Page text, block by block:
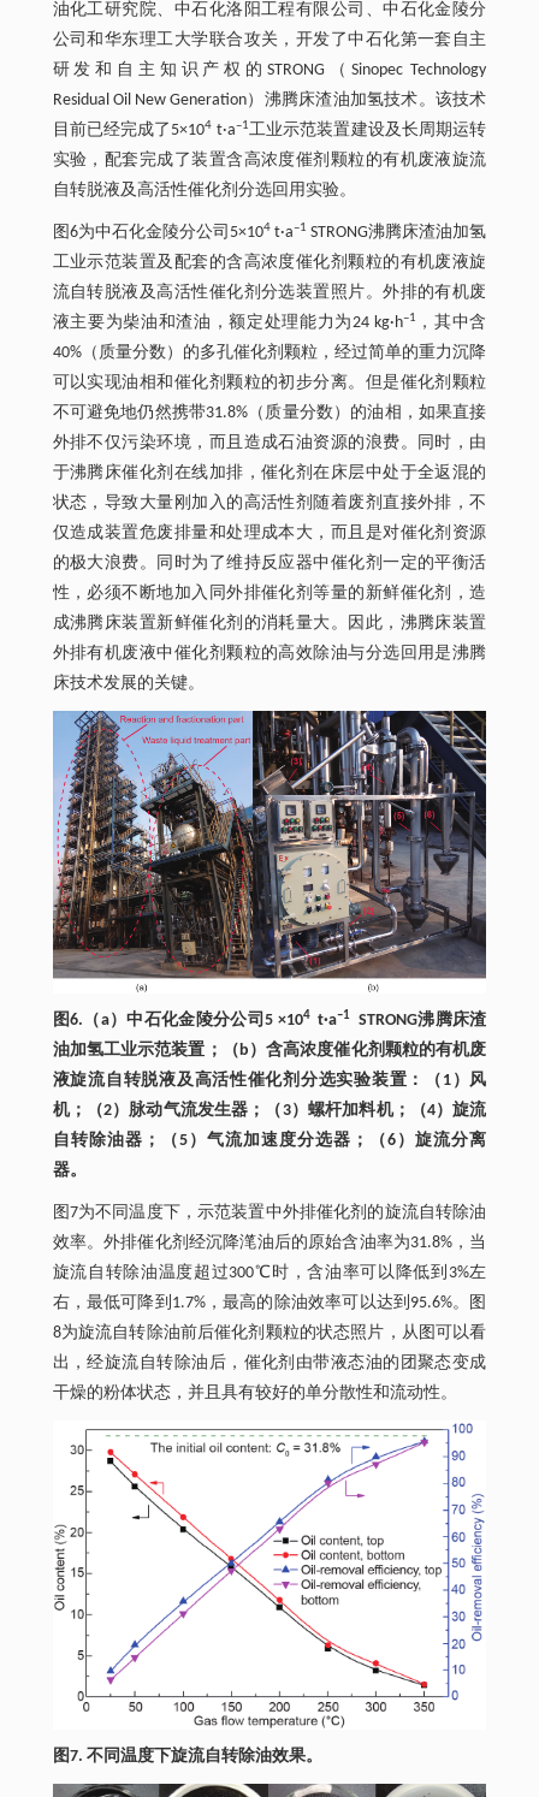
油化工研究院、中石化洛阳工程有限公司、中石化金陵分
公司和华东理工大学联合攻关，开发了中石化第一套自主
研发和自主知识产权的STRONG（Sinopec Technology
Residual Oil New Generation）沸腾床渣油加氢技术。该技术
目前已经完成了5×104 t·a–1工业示范装置建设及长周期运转
实验，配套完成了装置含高浓度催剂颗粒的有机废液旋流
自转脱液及高活性催化剂分选回用实验。
图6为中石化金陵分公司5×104 t·a–1 STRONG沸腾床渣油加氢
工业示范装置及配套的含高浓度催化剂颗粒的有机废液旋
流自转脱液及高活性催化剂分选装置照片。外排的有机废
液主要为柴油和渣油，额定处理能力为24 kg·h–1
，其中含
40%（质量分数）的多孔催化剂颗粒，经过简单的重力沉降
可以实现油相和催化剂颗粒的初步分离。但是催化剂颗粒
不可避免地仍然携带31.8%（质量分数）的油相，如果直接
外排不仅污染环境，而且造成石油资源的浪费。同时，由
于沸腾床催化剂在线加排，催化剂在床层中处于全返混的
状态，导致大量刚加入的高活性剂随着废剂直接外排，不
仅造成装置危废排量和处理成本大，而且是对催化剂资源
的极大浪费。同时为了维持反应器中催化剂一定的平衡活
性，必须不断地加入同外排催化剂等量的新鲜催化剂，造
成沸腾床装置新鲜催化剂的消耗量大。因此，沸腾床装置
外排有机废液中催化剂颗粒的高效除油与分选回用是沸腾
床技术发展的关键。
图6.（a）中石化金陵分公司5 ×104t·a–1
STRONG沸腾床渣
油加氢工业示范装置；（b）含高浓度催化剂颗粒的有机废
液旋流自转脱液及高活性催化剂分选实验装置：（1）风
机；（2）脉动气流发生器；（3）螺杆加料机；（4）旋流
自转除油器；（5）气流加速度分选器；（6）旋流分离
器。
图7为不同温度下，示范装置中外排催化剂的旋流自转除油
效率。外排催化剂经沉降滗油后的原始含油率为31.8%，当
旋流自转除油温度超过300℃时，含油率可以降低到3%左
右，最低可降到1.7%，最高的除油效率可以达到95.6%。图
8为旋流自转除油前后催化剂颗粒的状态照片，从图可以看
出，经旋流自转除油后，催化剂由带液态油的团聚态变成
干燥的粉体状态，并且具有较好的单分散性和流动性。
图7. 不同温度下旋流自转除油效果。